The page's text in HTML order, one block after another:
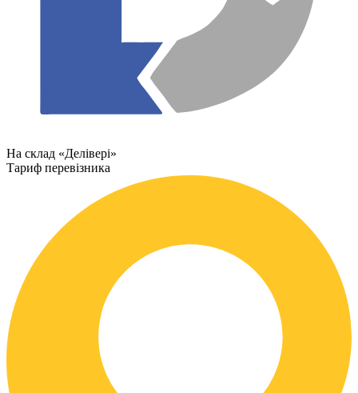
На склад «Делівері»
Тариф перевізника